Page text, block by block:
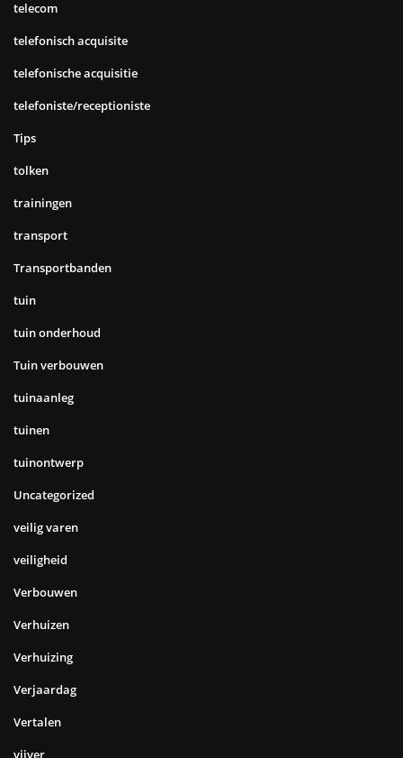
telecom
telefonisch acquisite
telefonische acquisitie
telefoniste/receptioniste
Tips
tolken
trainingen
transport
Transportbanden
tuin
tuin onderhoud
Tuin verbouwen
tuinaanleg
tuinen
tuinontwerp
Uncategorized
veilig varen
veiligheid
Verbouwen
Verhuizen
Verhuizing
Verjaardag
Vertalen
vijver